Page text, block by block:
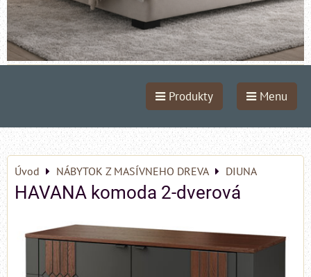
Produkty Menu
Úvod NÁBYTOK Z MASÍVNEHO DREVA DIUNA
HAVANA komoda 2-dverová